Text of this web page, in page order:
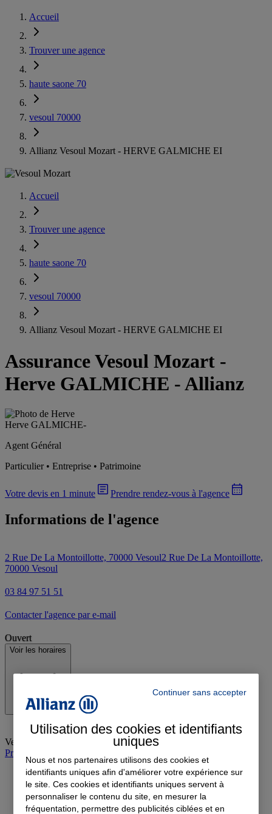
Accueil
Trouver une agence
haute saone 70
vesoul 70000
Allianz Vesoul Mozart - HERVE GALMICHE EI
Accueil
Trouver une agence
haute saone 70
vesoul 70000
Allianz Vesoul Mozart - HERVE GALMICHE EI
Assurance Vesoul Mozart -
Herve GALMICHE - Allianz
Herve GALMICHE-
Agent Général
Particulier • Entreprise • Patrimoine
Votre devis en 1 minute Prendre rendez-vous à l'agence
Informations de l'agence
2 Rue De La Montoillotte, 70000 Vesoul2 Rue De La Montoillotte,
70000 Vesoul
03 84 97 51 51
Contacter l'agence par e-mail
Ouvert
Voir les horaires
Vendredi
09:00-12:00, 14:00-18:00
Prendre rendez-vous à l'agence
Continuer sans accepter
Utilisation des cookies et identifiants
uniques
Nous et nos partenaires utilisons des cookies et
identifiants uniques afin d'améliorer votre expérience sur
le site. Ces cookies et identifiants uniques servent à
personnaliser le contenu du site, en mesurer la
fréquentation, permettre des publicités ciblées et en